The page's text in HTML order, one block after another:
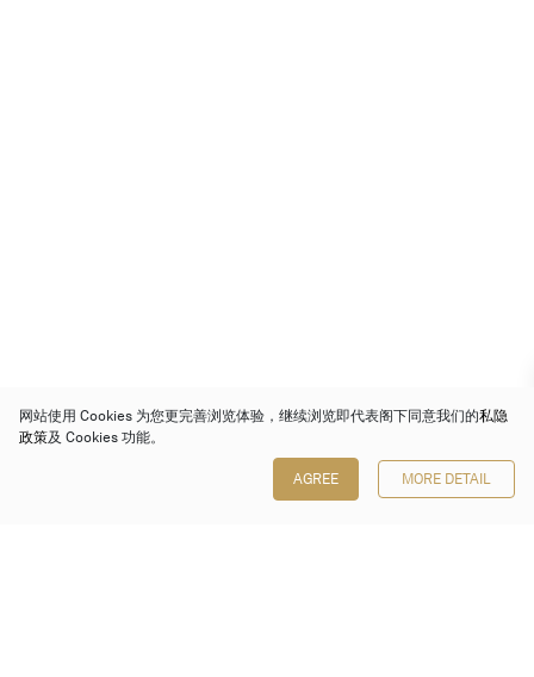
网站使用 Cookies 为您更完善浏览体验，继续浏览即代表阁下同意我们的私隐
政策及 Cookies 功能。
AGREE MORE DETAIL